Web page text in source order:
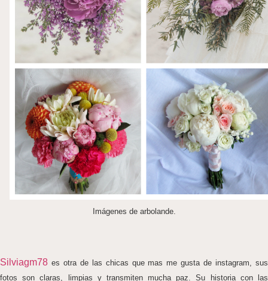
Imágenes de arbolande.
Silviagm78 es otra de las chicas que mas me gusta de instagram, sus
fotos son claras, limpias y transmiten mucha paz. Su historia con las